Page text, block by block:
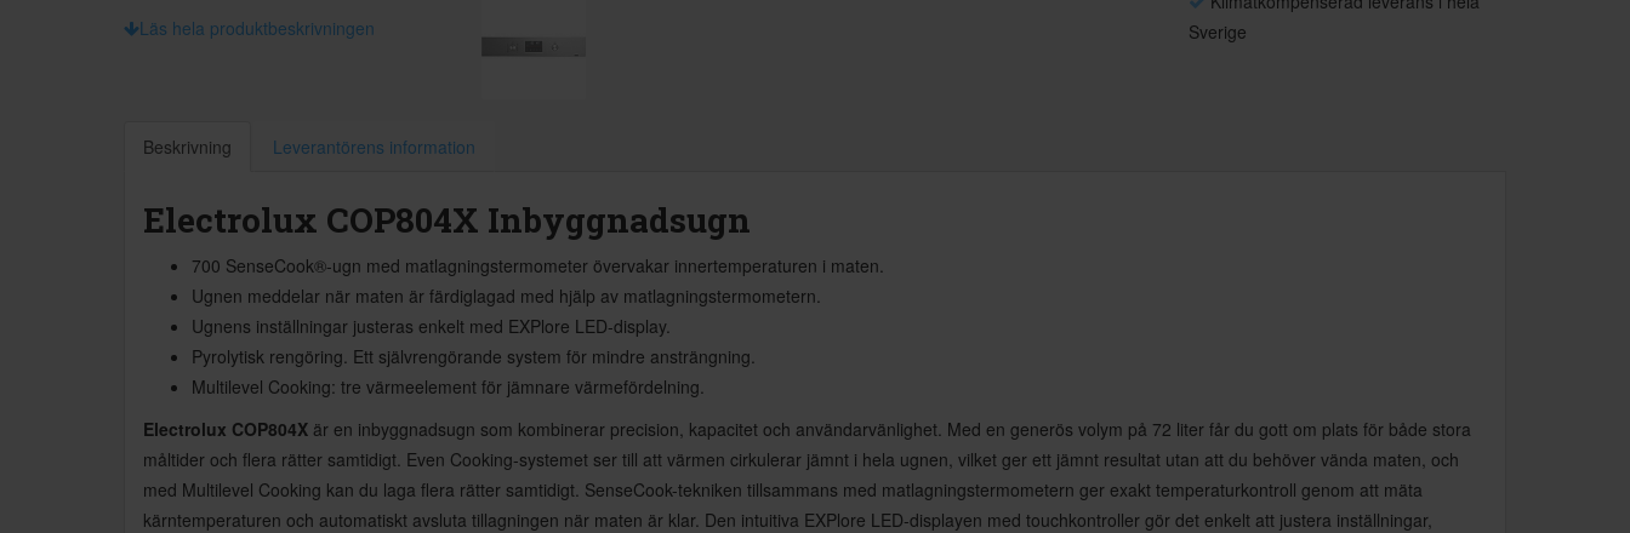
Läs hela produktbeskrivningen
Sverige
Beskrivning Leverantörens information
Electrolux COP804X Inbyggnadsugn
700 SenseCook®-ugn med matlagningstermometer övervakar innertemperaturen i maten.
Ugnen meddelar när maten är färdiglagad med hjälp av matlagningstermometern.
Ugnens inställningar justeras enkelt med EXPlore LED-display.
Pyrolytisk rengöring. Ett självrengörande system för mindre ansträngning.
Multilevel Cooking: tre värmeelement för jämnare värmefördelning.
Electrolux COP804X är en inbyggnadsugn som kombinerar precision, kapacitet och användarvänlighet. Med en generös volym på 72 liter får du gott om plats för både stora
måltider och flera rätter samtidigt. Even Cooking-systemet ser till att värmen cirkulerar jämnt i hela ugnen, vilket ger ett jämnt resultat utan att du behöver vända maten, och
med Multilevel Cooking kan du laga flera rätter samtidigt. SenseCook-tekniken tillsammans med matlagningstermometern ger exakt temperaturkontroll genom att mäta
kärntemperaturen och automatiskt avsluta tillagningen när maten är klar. Den intuitiva EXPlore LED-displayen med touchkontroller gör det enkelt att justera inställningar,